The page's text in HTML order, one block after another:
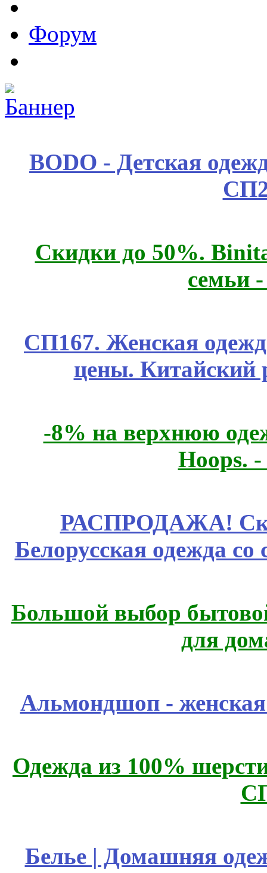
Форум
BODO - Детская
Скидки до 50%.
семьи
СП167. Женская
цены. Китайский
-8% на верхнюю
Hoops.
РАСПРОДАЖА!
Белорусская одежда
Большой выбор
для
Альмондшоп -
Одежда из 100%
Белье | Домашняя